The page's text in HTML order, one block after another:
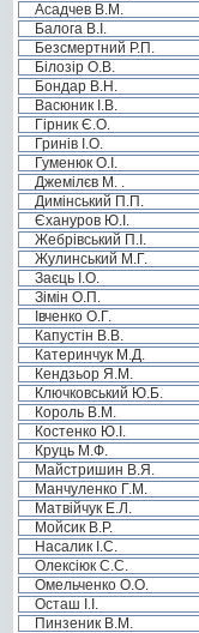
Асадчев В.М.
Балога В.І.
Безсмертний Р.П.
Білозір О.В.
Бондар В.Н.
Васюник І.В.
Гірник Є.О.
Гринів І.О.
Гуменюк О.І.
Джемілєв М. .
Димінський П.П.
Єхануров Ю.І.
Жебрівський П.І.
Жулинський М.Г.
Заєць І.О.
Зімін О.П.
Івченко О.Г.
Капустін В.В.
Катеринчук М.Д.
Кендзьор Я.М.
Ключковський Ю.Б.
Король В.М.
Костенко Ю.І.
Круць М.Ф.
Майстришин В.Я.
Манчуленко Г.М.
Матвійчук Е.Л.
Мойсик В.Р.
Насалик І.С.
Олексіюк С.С.
Омельченко О.О.
Осташ І.І.
Пинзеник В.М.